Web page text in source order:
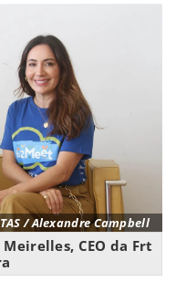
/ Alexandre Campbell
CEO da Frt